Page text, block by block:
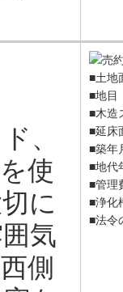
、
使
に
気
側
■土地
■地目
■木造
■延床
■築年
■地代
■管理
■浄化
■法令